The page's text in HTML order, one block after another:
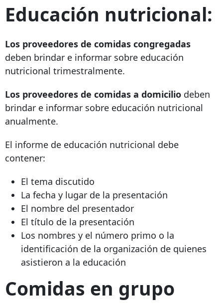
Educación nutricional:
Los proveedores de comidas congregadas
deben brindar e informar sobre educación
nutricional trimestralmente.
Los proveedores de comidas a domicilio deben
brindar e informar sobre educación nutricional
anualmente.
El informe de educación nutricional debe
contener:
El tema discutido
La fecha y lugar de la presentación
El nombre del presentador
El título de la presentación
Los nombres y el número primo o la
identificación de la organización de quienes
asistieron a la educación
Comidas en grupo